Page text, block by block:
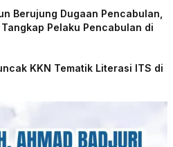
Berujung Dugaan Pencabulan,
Pelaku Pencabulan di
KKN Tematik Literasi ITS di